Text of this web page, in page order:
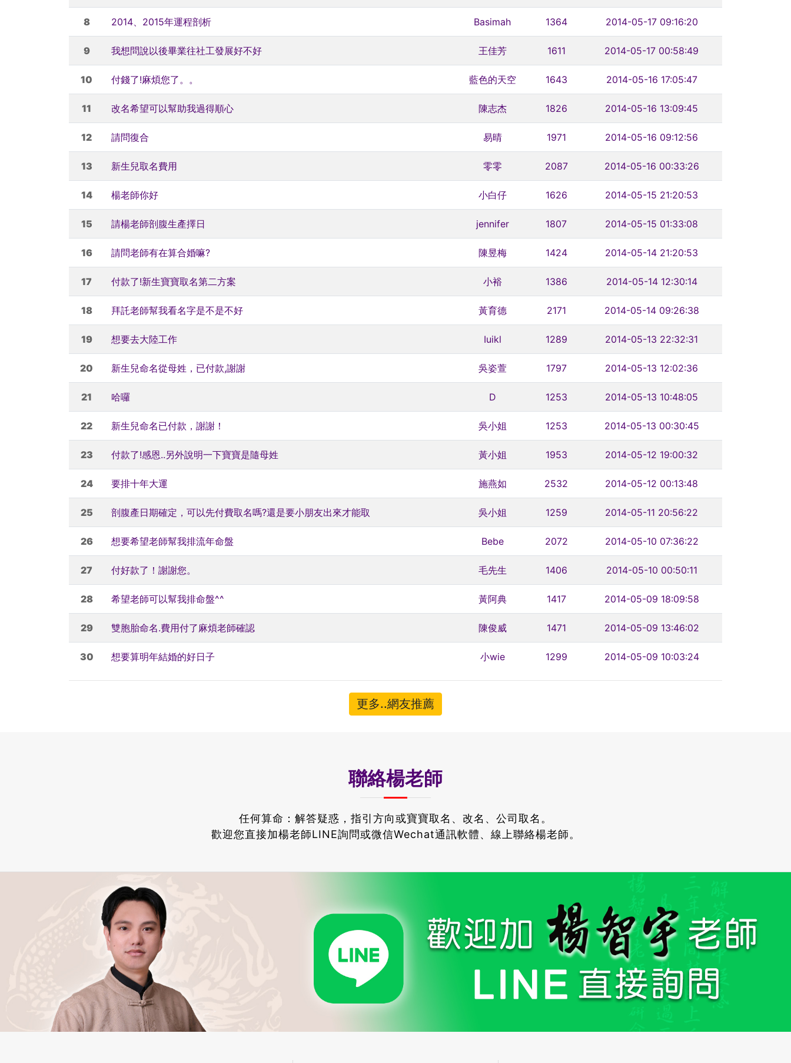
8 2014、2015年運程剖析 Basimah 1364 2014-05-17 09:16:20
9 我想問說以後畢業往社工發展好不好 王佳芳 1611 2014-05-17 00:58:49
10 付錢了!麻煩您了。。 藍色的天空 1643 2014-05-16 17:05:47
11 改名希望可以幫助我過得順心 陳志杰 1826 2014-05-16 13:09:45
12 請問復合 易晴 1971 2014-05-16 09:12:56
13 新生兒取名費用 零零 2087 2014-05-16 00:33:26
14 楊老師你好 小白仔 1626 2014-05-15 21:20:53
15 請楊老師剖腹生產擇日 jennifer 1807 2014-05-15 01:33:08
16 請問老師有在算合婚嘛? 陳昱梅 1424 2014-05-14 21:20:53
17 付款了!新生寶寶取名第二方案 小裕 1386 2014-05-14 12:30:14
18 拜託老師幫我看名字是不是不好 黃育德 2171 2014-05-14 09:26:38
19 想要去大陸工作 Iuikl 1289 2014-05-13 22:32:31
20 新生兒命名從母姓，已付款,謝謝 吳姿萱 1797 2014-05-13 12:02:36
21 哈囉 D 1253 2014-05-13 10:48:05
22 新生兒命名已付款，謝謝！ 吳小姐 1253 2014-05-13 00:30:45
23 付款了!感恩..另外說明一下寶寶是隨母姓 黃小姐 1953 2014-05-12 19:00:32
24 要排十年大運 施燕如 2532 2014-05-12 00:13:48
25 剖腹產日期確定，可以先付費取名嗎?還是要小朋友出來才能取 吳小姐 1259 2014-05-11 20:56:22
26 想要希望老師幫我排流年命盤 Bebe 2072 2014-05-10 07:36:22
27 付好款了！謝謝您。 毛先生 1406 2014-05-10 00:50:11
28 希望老師可以幫我排命盤^^ 黃阿典 1417 2014-05-09 18:09:58
29 雙胞胎命名.費用付了麻煩老師確認 陳俊威 1471 2014-05-09 13:46:02
30 想要算明年結婚的好日子 小wie 1299 2014-05-09 10:03:24
更多..網友推薦
聯絡楊老師
任何算命：解答疑惑，指引方向或寶寶取名、改名、公司取名。
歡迎您直接加楊老師LINE詢問或微信Wechat通訊軟體、線上聯絡楊老師。